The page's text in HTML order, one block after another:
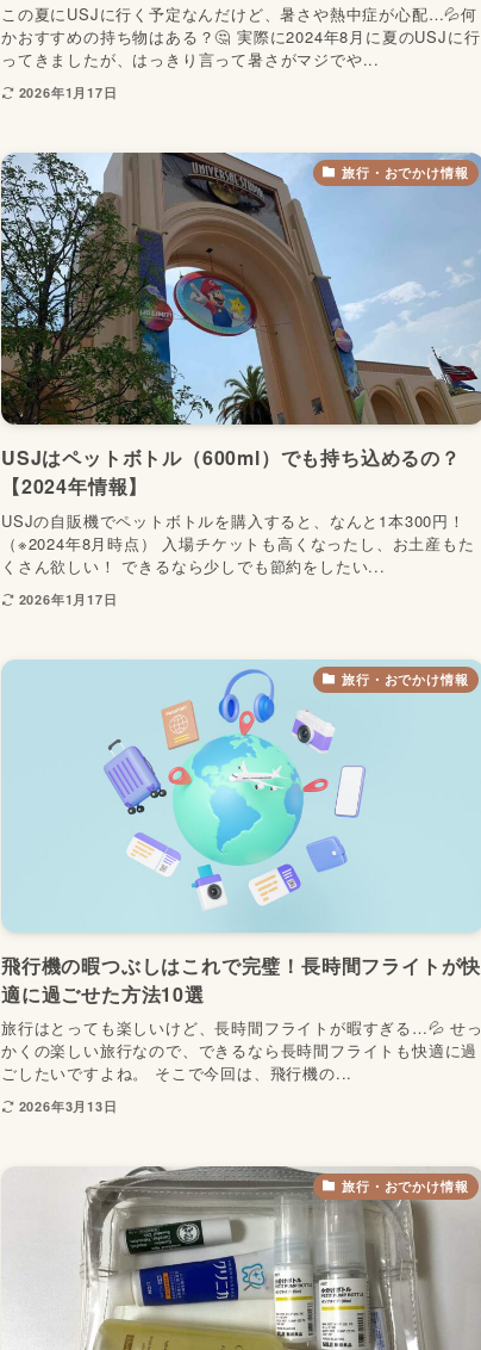
この夏にUSJに行く予定なんだけど、暑さや熱中症が心配…💦何
かおすすめの持ち物はある？🤔 実際に2024年8月に夏のUSJに行
ってきましたが、はっきり言って暑さがマジでや...
2026年1月17日
旅行・おでかけ情報
USJはペットボトル（600ml）でも持ち込めるの？
【2024年情報】
USJの自販機でペットボトルを購入すると、なんと1本300円！
（※2024年8月時点） 入場チケットも高くなったし、お土産もた
くさん欲しい！ できるなら少しでも節約をしたい...
2026年1月17日
旅行・おでかけ情報
飛行機の暇つぶしはこれで完璧！長時間フライトが快
適に過ごせた方法10選
旅行はとっても楽しいけど、長時間フライトが暇すぎる…💦 せっ
かくの楽しい旅行なので、できるなら長時間フライトも快適に過
ごしたいですよね。 そこで今回は、飛行機の...
2026年3月13日
旅行・おでかけ情報